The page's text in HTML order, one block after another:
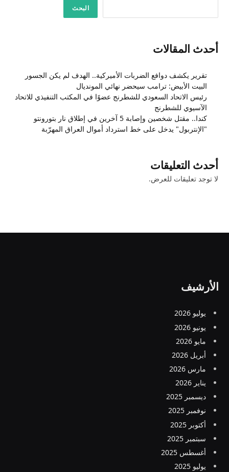
البحث
أحدث المقالات
تقرير يكشف دوافع الضربات الأميركية.. الهدف لم يكن الجسور
البيت الأبيض: ترامب سيحضر نهائي المونديال
رئيس الاتحاد السعودي للشطرنج عضوًا في المكتب التنفيذي للاتحاد
الآسيوي للشطرنج
كندا.. مقتل شخصين وإصابة 5 آخرين في إطلاق نار بتورونتو
"الإنتربول" يدخل على خط استرداد أموال العراق المهرّبة
أحدث التعليقات
لا توجد تعليقات للعرض.
الأرشيف
يوليو 2026
يونيو 2026
مايو 2026
أبريل 2026
مارس 2026
يناير 2026
ديسمبر 2025
نوفمبر 2025
أكتوبر 2025
سبتمبر 2025
أغسطس 2025
يوليو 2025